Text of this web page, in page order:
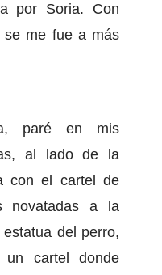
por Soria. Con
se me fue a más
paré en mis
al lado de la
con el cartel de
novatadas a la
del perro,
un cartel donde